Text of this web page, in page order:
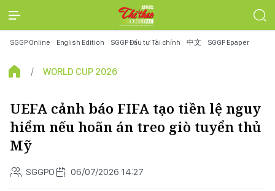
SGGP Online English Edition SGGP Đầu tư Tài chính 中文 SGGP Epaper
WORLD CUP 2026
UEFA cảnh báo FIFA tạo tiền lệ nguy
hiểm nếu hoãn án treo giò tuyển thủ
Mỹ
SGGPO 06/07/2026 14:27